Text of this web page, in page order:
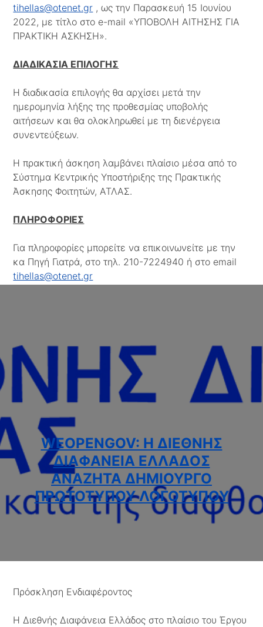
tihellas@otenet.gr , ως την Παρασκευή 15 Ιουνίου
2022, με τίτλο στο e-mail «ΥΠΟΒΟΛΗ ΑΙΤΗΣΗΣ ΓΙΑ
ΠΡΑΚΤΙΚΗ ΑΣΚΗΣΗ».
ΔΙΑΔΙΚΑΣΙΑ ΕΠΙΛΟΓΗΣ
Η διαδικασία επιλογής θα αρχίσει μετά την
ημερομηνία λήξης της προθεσμίας υποβολής
αιτήσεων και θα ολοκληρωθεί με τη διενέργεια
συνεντεύξεων.
Η πρακτική άσκηση λαμβάνει πλαίσιο μέσα από το
Σύστημα Κεντρικής Υποστήριξης της Πρακτικής
Άσκησης Φοιτητών, ΑΤΛΑΣ.
ΠΛΗΡΟΦΟΡΙΕΣ
Για πληροφορίες μπορείτε να επικοινωνείτε με την
κα Πηγή Γιατρά, στο τηλ. 210-7224940 ή στο email
tihellas@otenet.gr
WEOPENGOV: Η ΔΙΕΘΝΉΣ
ΔΙΑΦΆΝΕΙΑ ΕΛΛΆΔΟΣ
ΑΝΑΖΗΤΆ ΔΗΜΙΟΥΡΓΌ
ΠΡΩΤΌΤΥΠΟΥ ΛΟΓΟΤΎΠΟΥ
Πρόσκληση Ενδιαφέροντος
Η Διεθνής Διαφάνεια Ελλάδος στο πλαίσιο του Έργου